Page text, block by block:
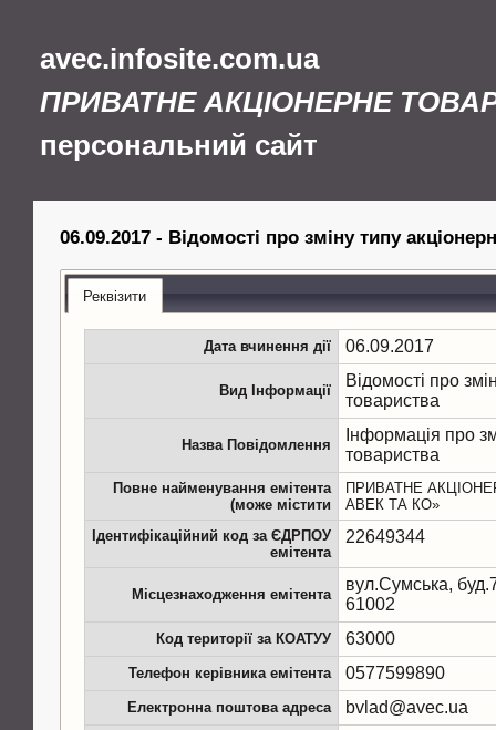
avec.infosite.com.ua
ПРИВАТНЕ АКЦІОНЕРНЕ
персональний сайт
06.09.2017 - Відомості про зміну типу
Реквізити
Дата вчинення дії 06.09.2017
Вид Інформації
Відомості про
товариства
Назва Повідомлення
Інформація про
товариства
Повне найменування емітента
(може містити
ПРИВАТНЕ
АВЕК ТА КО»
Ідентифікаційний код за ЄДРПОУ
емітента
22649344
Місцезнаходження емітента
вул.Сумська,
61002
Код території за КОАТУУ 63000
Телефон керівника емітента 0577599890
Електронна поштова адреса bvlad@avec.ua